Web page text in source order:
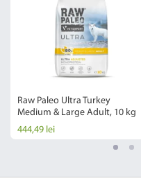
Raw Paleo Ultra Turkey
Medium & Large Adult, 10 kg
444,49 lei